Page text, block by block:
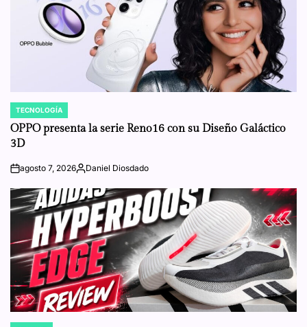
POSTED
IN
TECNOLOGÍA
OPPO presenta la serie Reno16 con su Diseño Galáctico
3D
onagosto 7, 2026Posted
Daniel Diosdado